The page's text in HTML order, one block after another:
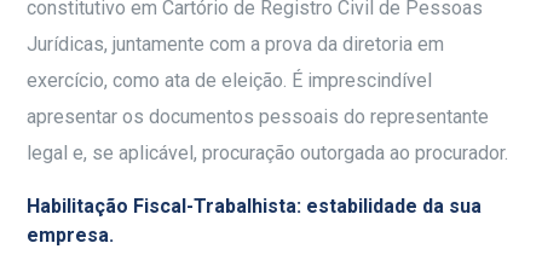
constitutivo em Cartório de Registro Civil de Pessoas
Jurídicas, juntamente com a prova da diretoria em
exercício, como ata de eleição. É imprescindível
apresentar os documentos pessoais do representante
legal e, se aplicável, procuração outorgada ao procurador.
Habilitação Fiscal-Trabalhista: estabilidade da sua
empresa.